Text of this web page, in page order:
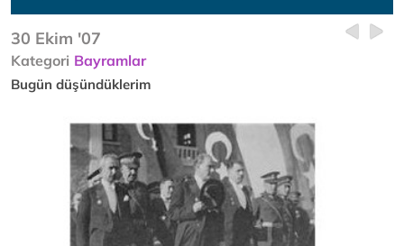
30 Ekim '07
Kategori Bayramlar
Bugün düşündüklerim